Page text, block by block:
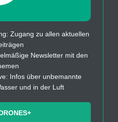
Zugang zu allen aktuellen
Newsletter mit den
Infos über unbemannte
und in der Luft